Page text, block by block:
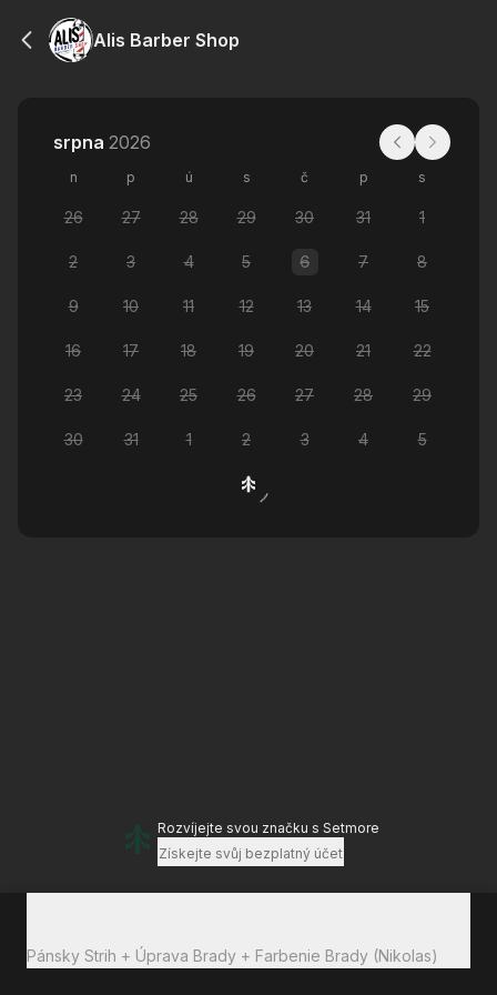
Alis Barber Shop
srpna 2026
n p ú s č p s
26 27 28 29 30 31 1
2 3 4 5 6 7 8
9 10 11 12 13 14 15
16 17 18 19 20 21 22
23 24 25 26 27 28 29
30 31 1 2 3 4 5
Rozvíjejte svou značku s Setmore
Získejte svůj bezplatný účet
Pánsky Strih + Úprava Brady + Farbenie Brady (Nikolas)